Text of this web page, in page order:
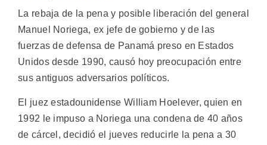
La rebaja de la pena y posible liberación del general
Manuel Noriega, ex jefe de gobierno y de las
fuerzas de defensa de Panamá preso en Estados
Unidos desde 1990, causó hoy preocupación entre
sus antiguos adversarios políticos.
El juez estadounidense William Hoelever, quien en
1992 le impuso a Noriega una condena de 40 años
de cárcel, decidió el jueves reducirle la pena a 30